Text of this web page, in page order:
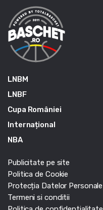
LNBM
LNBF
Cupa României
Internațional
NBA
Publicitate pe site
Politica de Cookie
Protecția Datelor Personale
Termeni si conditii